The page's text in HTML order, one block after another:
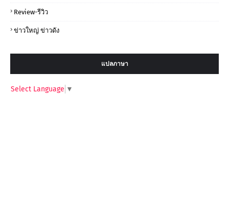
Review-รีวิว
ข่าวใหญ่ ข่าวดัง
แปลภาษา
Select Language ▼